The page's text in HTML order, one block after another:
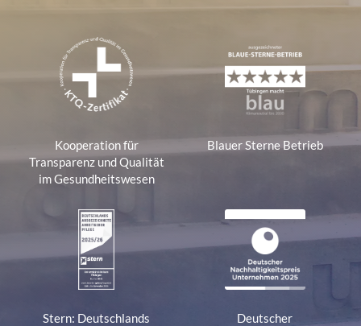
Kooperation für
Transparenz und Qualität
im Gesundheitswesen
Blauer Sterne Betrieb
Stern: Deutschlands
Deutscher